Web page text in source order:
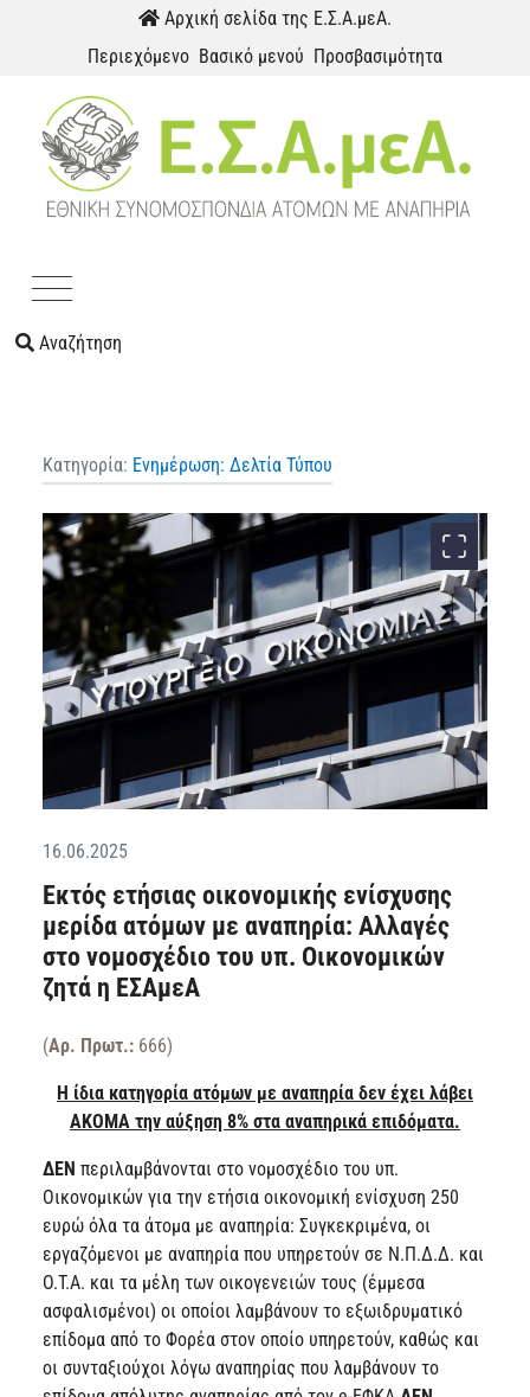
Παράκαμψη προς το περιεχόμενοΑρχική σελίδα της Ε.Σ.Α.μεΑ.
Περιεχόμενο Βασικό μενού Προσβασιμότητα
Αναζήτηση
Κατηγορία: Ενημέρωση: Δελτία Τύπου
16.06.2025
Εκτός ετήσιας οικονομικής ενίσχυσης
μερίδα ατόμων με αναπηρία: Αλλαγές
στο νομοσχέδιο του υπ. Οικονομικών
ζητά η ΕΣΑμεΑ
(Αρ. Πρωτ.: 666)
Η ίδια κατηγορία ατόμων με αναπηρία δεν έχει λάβει
ΑΚΟΜΑ την αύξηση 8% στα αναπηρικά επιδόματα.
ΔΕΝ περιλαμβάνονται στο νομοσχέδιο του υπ.
Οικονομικών για την ετήσια οικονομική ενίσχυση 250
ευρώ όλα τα άτομα με αναπηρία: Συγκεκριμένα, οι
εργαζόμενοι με αναπηρία που υπηρετούν σε Ν.Π.Δ.Δ. και
Ο.Τ.Α. και τα μέλη των οικογενειών τους (έμμεσα
ασφαλισμένοι) οι οποίοι λαμβάνουν το εξωιδρυματικό
επίδομα από το Φορέα στον οποίο υπηρετούν, καθώς και
οι συνταξιούχοι λόγω αναπηρίας που λαμβάνουν το